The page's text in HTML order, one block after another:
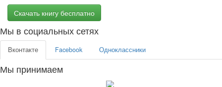
Скачать книгу бесплатно
Мы в социальных сетях
Вконтакте Facebook Одноклассники
Мы принимаем